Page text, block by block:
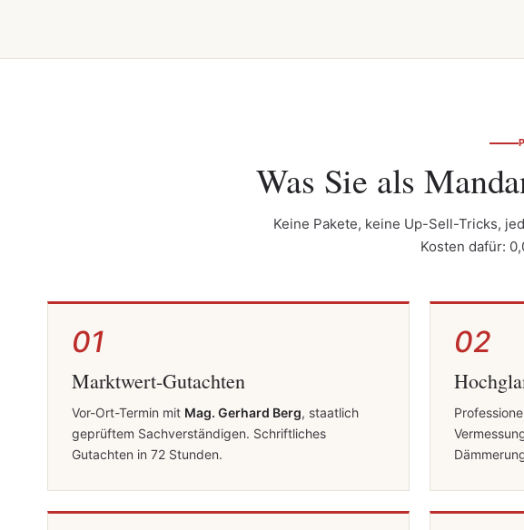
Was Sie als
Keine Pakete, keine Up-Sell-Tricks,
Kosten dafür:
01
Marktwert-Gutachten
Vor-Ort-Termin mit Mag. Gerhard Berg, staatlich
geprüftem Sachverständigen. Schriftliches
Gutachten in 72 Stunden.
02